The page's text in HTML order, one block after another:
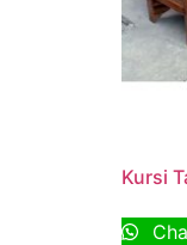
Kursi